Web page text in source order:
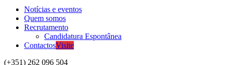
Notícias e eventos
Quem somos
Recrutamento
Candidatura Espontânea
ContactosVisite
(+351) 262 096 504